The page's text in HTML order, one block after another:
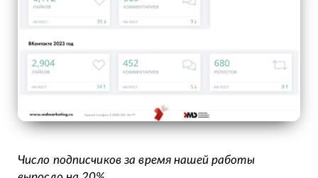
Число подписчиков за время нашей работы